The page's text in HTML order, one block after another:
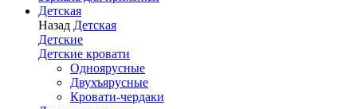
Детская
Назад Детская
Детские
Детские кровати
Одноярусные
Двухъярусные
Кровати-чердаки